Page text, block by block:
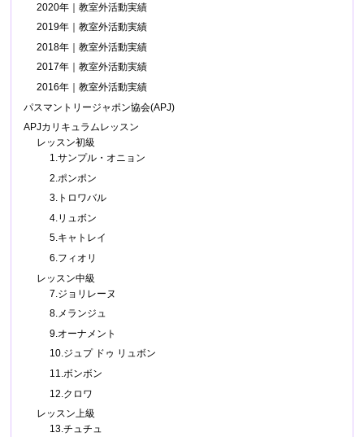
2020年｜教室外活動実績
2019年｜教室外活動実績
2018年｜教室外活動実績
2017年｜教室外活動実績
2016年｜教室外活動実績
パスマントリージャポン協会(APJ)
APJカリキュラムレッスン
レッスン初級
1.サンプル・オニョン
2.ポンポン
3.トロワバル
4.リュボン
5.キャトレイ
6.フィオリ
レッスン中級
7.ジョリレーヌ
8.メランジュ
9.オーナメント
10.ジュプ ドゥ リュボン
11.ボンボン
12.クロワ
レッスン上級
13.チュチュ